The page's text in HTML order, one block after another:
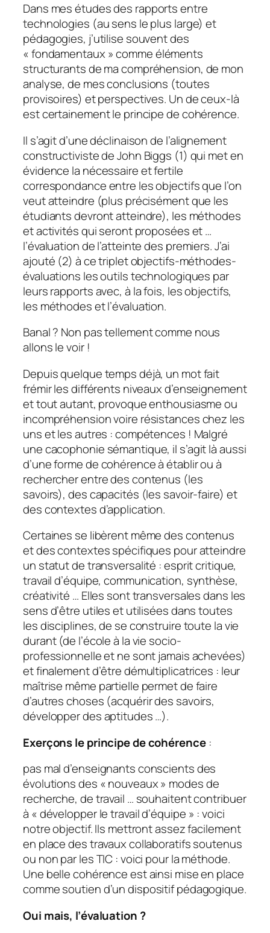
Dans mes études des rapports entre
technologies (au sens le plus large) et
pédagogies, j’utilise souvent des
«fondamentaux » comme éléments
structurants de ma compréhension, de mon
analyse, de mes conclusions (toutes
provisoires) et perspectives. Un de ceux-là
est certainement le principe de cohérence.
Il s’agit d’une déclinaison de l’alignement
constructiviste de John Biggs (1) qui met en
évidence la nécessaire et fertile
correspondance entre les objectifs que l’on
veut atteindre (plus précisément que les
étudiants devront atteindre), les méthodes
et activités qui seront proposées et …
l’évaluation de l’atteinte des premiers. J’ai
ajouté (2) à ce triplet objectifs-méthodes-
évaluations les outils technologiques par
leurs rapports avec, à la fois, les objectifs,
les méthodes et l’évaluation.
Banal ? Non pas tellement comme nous
allons le voir !
Depuis quelque temps déjà, un mot fait
frémir les différents niveaux d’enseignement
et tout autant, provoque enthousiasme ou
incompréhension voire résistances chez les
uns et les autres : compétences ! Malgré
une cacophonie sémantique, il s’agit là aussi
d’une forme de cohérence à établir ou à
rechercher entre des contenus (les
savoirs), des capacités (les savoir-faire) et
des contextes d’application.
Certaines se libèrent même des contenus
et des contextes spécifiques pour atteindre
un statut de transversalité : esprit critique,
travail d’équipe, communication, synthèse,
créativité … Elles sont transversales dans les
sens d’être utiles et utilisées dans toutes
les disciplines, de se construire toute la vie
durant (de l’école à la vie socio-
professionnelle et ne sont jamais achevées)
et finalement d’être démultiplicatrices : leur
maîtrise même partielle permet de faire
d’autres choses (acquérir des savoirs,
développer des aptitudes …).
Exerçons le principe de cohérence :
pas mal d’enseignants conscients des
évolutions des «nouveaux» modes de
recherche, de travail … souhaitent contribuer
à «développer le travail d’équipe » : voici
notre objectif. Ils mettront assez facilement
en place des travaux collaboratifs soutenus
ou non par les TIC : voici pour la méthode.
Une belle cohérence est ainsi mise en place
comme soutien d’un dispositif pédagogique.
Oui mais, l’évaluation ?